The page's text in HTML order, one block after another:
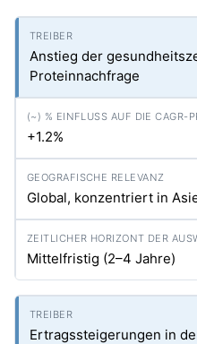
Anstieg der
Proteinnachfrage
+1.2%
Global, konzentriert in
Mittelfristig (2–4 Jahre)
Ertragssteigerungen in